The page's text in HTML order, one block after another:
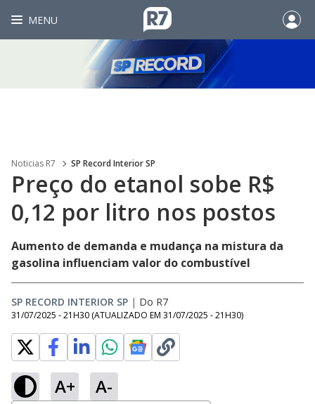
MENU
Noticias R7 SP Record Interior SP
Preço do etanol sobe R$
0,12 por litro nos postos
Aumento de demanda e mudança na mistura da
gasolina influenciam valor do combustível
SP RECORD INTERIOR SP | Do R7
31/07/2025 - 21H30 (ATUALIZADO EM 31/07/2025 - 21H30)
A+ A-